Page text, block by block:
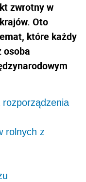
zwrotny w
Oto
które każdy
osoba
rolnych z